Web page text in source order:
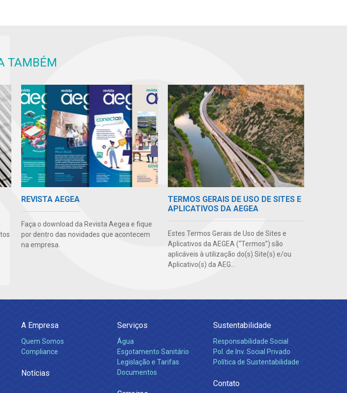
TAMBÉM
REVISTA AEGEA
Faça o download da Revista Aegea e fique
por dentro das novidades que acontecem
na empresa.
TERMOS GERAIS DE USO DE SITES E
APLICATIVOS DA AEGEA
Estes Termos Gerais de Uso de Sites e
Aplicativos da AEGEA (“Termos”) são
aplicáveis à utilização do(s) Site(s) e/ou
Aplicativo(s) da AEG...
A Empresa
Quem Somos
Compliance
Notícias
Serviços
Água
Esgotamento Sanitário
Legislação e Tarifas
Documentos
Sustentabilidade
Responsabilidade Social
Pol. de Inv. Social Privado
Política de Sustentabilidade
Contato